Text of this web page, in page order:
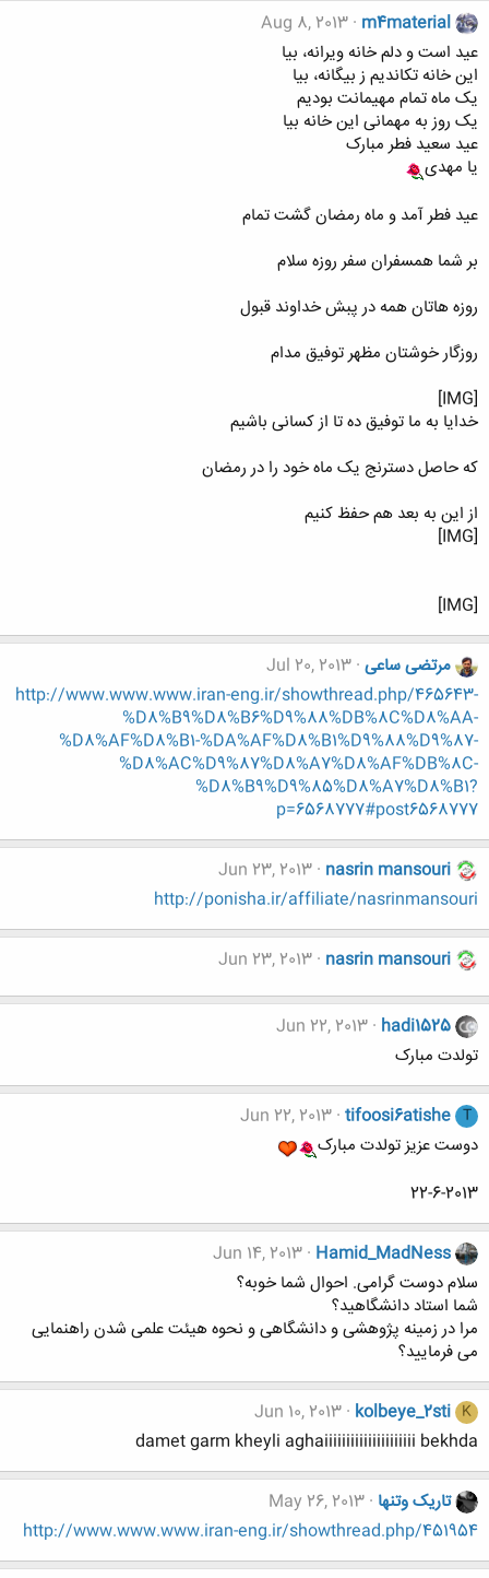
m4material
Aug 8, 2013
عید است و دلم خانه ویرانه، بیا
این خانه تکاندیم ز بیگانه، بیا
یک ماه تمام مهیمانت بودیم
یک روز به مهمانی این خانه بیا
عید سعید فطر مبارک
یا مهدی
عید فطر آمد و ماه رمضان گشت تمام
بر شما همسفران سفر روزه سلام
روزه هاتان همه در پبش خداوند قبول
روزگار خوشتان مظهر توفیق مدام
[IMG]
خدایا به ما توفیق ده تا از کسانی باشیم
که حاصل دسترنج یک ماه خود را در رمضان
از این به بعد هم حفظ کنیم
[IMG]
[IMG]
مرتضی ساعی Jul 20, 2013
http://www.www.www.iran-eng.ir/showthread.php/465643-
%D8%B9%D8%B6%D9%88%DB%8C%D8%AA-
%D8%AF%D8%B1-%DA%AF%D8%B1%D9%88%D9%87-
%D8%AC%D9%87%D8%A7%D8%AF%DB%8C-
%D8%B9%D9%85%D8%A7%D8%B1?
p=6568777#post6568777
nasrin mansouri
Jun 23, 2013
http://ponisha.ir/affiliate/nasrinmansouri
nasrin mansouri
Jun 23, 2013
hadi1525
Jun 22, 2013
تولدت مبارک
T
tifoosi6atishe
Jun 22, 2013
دوست عزیز تولدت مبارک
22-6-2013
Hamid_MadNess
Jun 14, 2013
سلام دوست گرامی. احوال شما خوبه؟
شما استاد دانشگاهید؟
مرا در زمینه پژوهشی و دانشگاهی و نحوه هیئت علمی شدن راهنمایی
می فرمایید؟
K
kolbeye_2sti
Jun 10, 2013
damet garm kheyli aghaiiiiiiiiiiiiiiiiiiiii bekhda
تاریک وتنها May 26, 2013
http://www.www.www.iran-eng.ir/showthread.php/451954